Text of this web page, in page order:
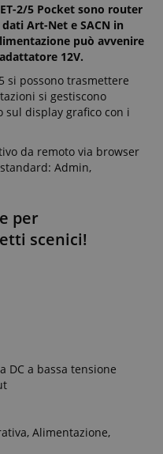
2/5 Pocket sono router
Art-Net e SACN in
può avvenire
12V.
si possono trasmettere
si gestiscono
display grafico con i
da remoto via browser
Admin,
per
scenici!
DC a bassa tensione
Alimentazione,